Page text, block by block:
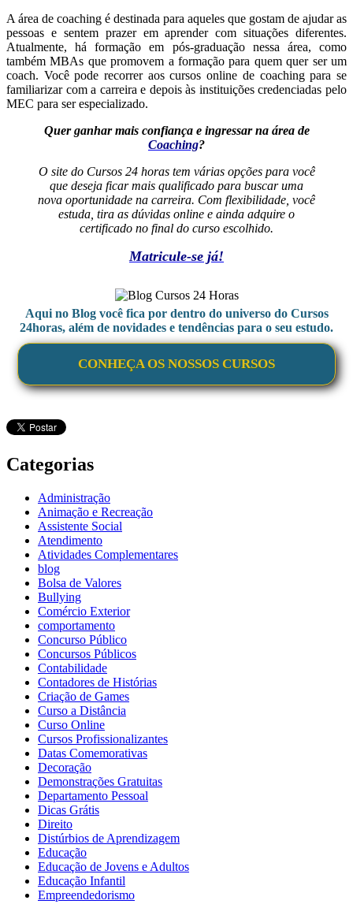
A área de coaching é destinada para aqueles que gostam de ajudar as
pessoas e sentem prazer em aprender com situações diferentes.
Atualmente, há formação em pós-graduação nessa área, como
também MBAs que promovem a formação para quem quer ser um
coach. Você pode recorrer aos cursos online de coaching para se
familiarizar com a carreira e depois às instituições credenciadas pelo
MEC para ser especializado.
Quer ganhar mais confiança e ingressar na área de
Coaching?
O site do Cursos 24 horastem várias opções para você
que deseja ficar mais qualificado para buscar uma
nova oportunidade na carreira. Com flexibilidade, você
estuda, tira as dúvidas online e ainda adquire o
certificado no final do curso escolhido.
Matricule-se já!
Aqui no Blog você fica por dentro do universo do Cursos
24horas, além de novidades e tendências para o seu estudo.
CONHEÇA OS NOSSOS CURSOS
Categorias
Administração
Animação e Recreação
Assistente Social
Atendimento
Atividades Complementares
blog
Bolsa de Valores
Bullying
Comércio Exterior
comportamento
Concurso Público
Concursos Públicos
Contabilidade
Contadores de Histórias
Criação de Games
Curso a Distância
Curso Online
Cursos Profissionalizantes
Datas Comemorativas
Decoração
Demonstrações Gratuitas
Departamento Pessoal
Dicas Grátis
Direito
Distúrbios de Aprendizagem
Educação
Educação de Jovens e Adultos
Educação Infantil
Empreendedorismo